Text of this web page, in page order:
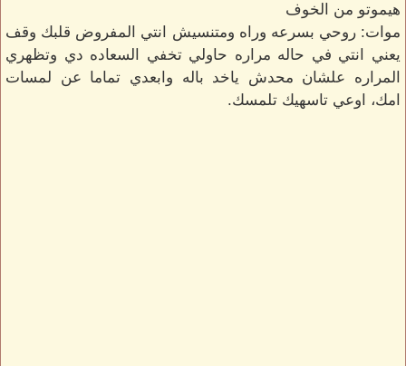
هيموتو من الخوف
موات: روحي بسرعه وراه ومتنسيش انتي المفروض قلبك وقف
يعني انتي في حاله مراره حاولي تخفي السعاده دي وتظهري
المراره علشان محدش ياخد باله وابعدي تماما عن لمسات
امك، اوعي تاسهيك تلمسك.